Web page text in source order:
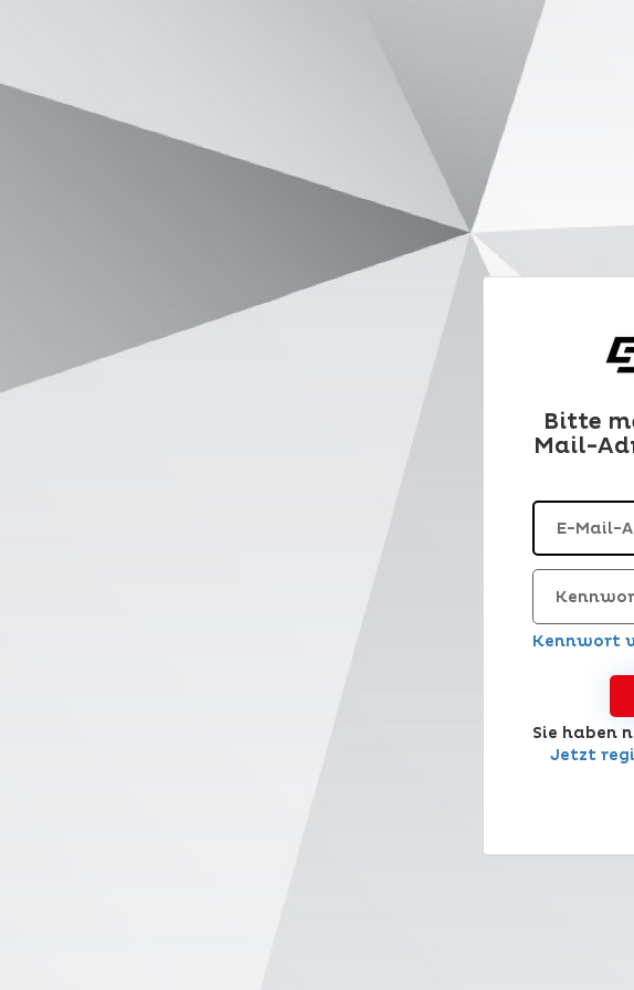
Bitte
Mail-
Kennwort
Sie haben
Jetzt